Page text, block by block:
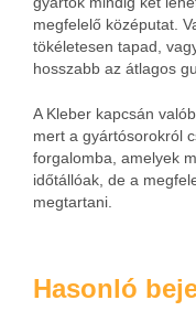
megfelelő középutat.
tökéletesen tapad,
hosszabb az átlagos
A Kleber kapcsán
mert a gyártósorokról
forgalomba, amelyek
időtállóak, de a
megtartani.
Hasonló